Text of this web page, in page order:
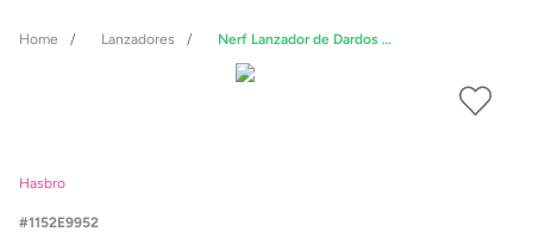
Lanzadores Nerf Lanzador de Dardos Volt SD Elite 2.0 E9952
Hasbro
1152E9952